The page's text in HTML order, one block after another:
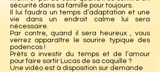
sécurité dans sa famille pour toujours.
Il lui faudra un temps d’adaptation et une
vie dans un endroit calme lui sera
nécessaire.
Par contre, quand il sera heureux , vous
verrez apparaître le sourire typique des
podencos !
Prêts à investir du temps et de l’amour
pour faire sortir Lucas de sa coquille ?
Une vidéo est à disposition sur demande